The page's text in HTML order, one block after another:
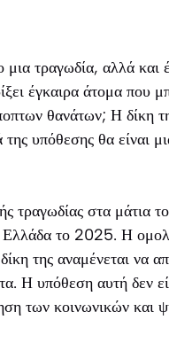
τραγωδία, αλλά και
έγκαιρα άτομα που
θανάτων; Η δίκη
υπόθεσης θα είναι
τραγωδίας στα μάτια
Ελλάδα το 2025. Η
της αναμένεται να
Η υπόθεση αυτή δεν
των κοινωνικών και